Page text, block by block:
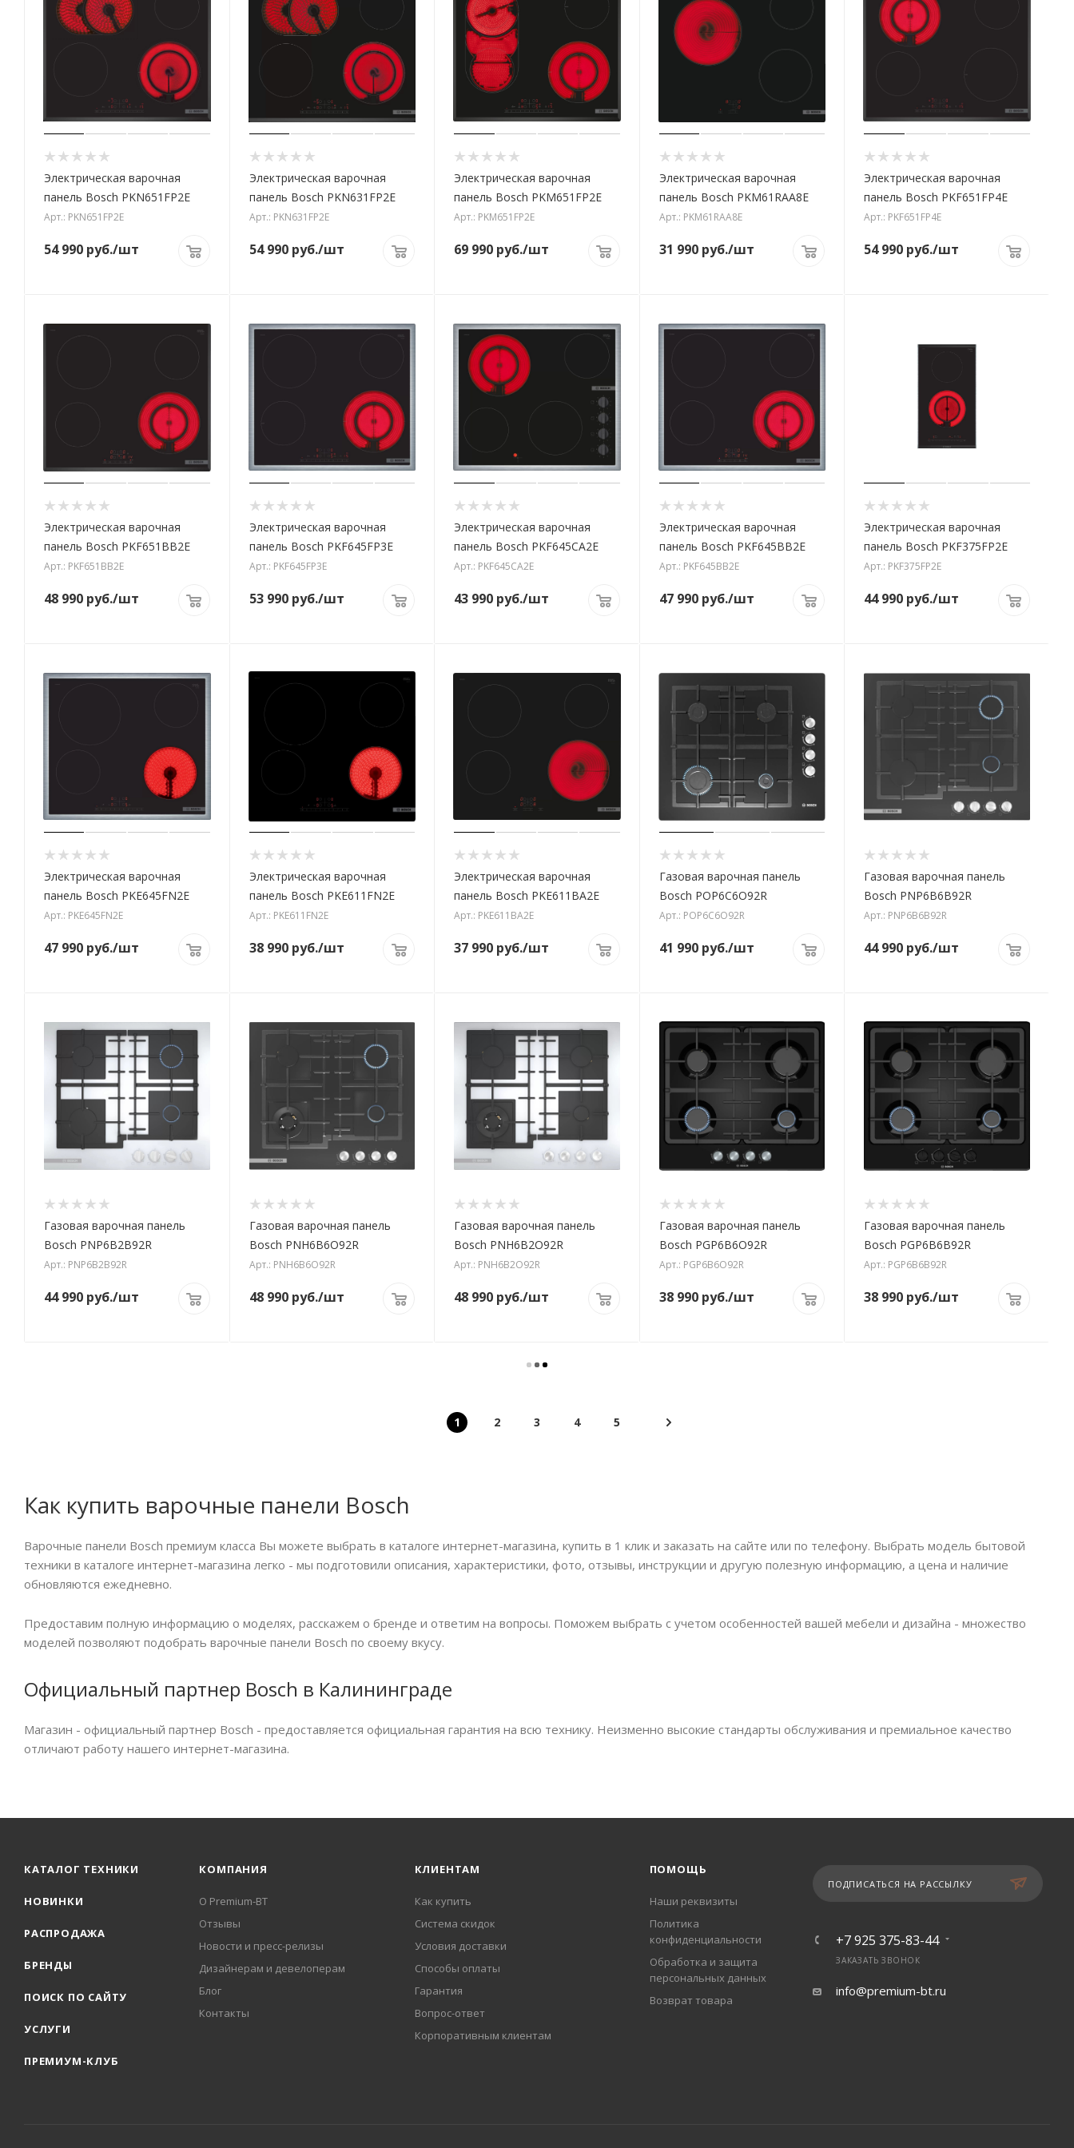
Электрическая варочная
панель Bosch PKN651FP2E
Арт.: PKN651FP2E
54 990 руб./шт
Электрическая варочная
панель Bosch PKN631FP2E
Арт.: PKN631FP2E
54 990руб./шт
Электрическая варочная
панель Bosch PKM651FP2E
Арт.: PKM651FP2E
69 990 руб./шт
Электрическая варочная
панель Bosch PKM61RAA8E
Арт.: PKM61RAA8E
31 990руб./шт
Электрическая варочная
панель Bosch PKF651FP4E
Арт.: PKF651FP4E
54 990 руб./шт
Электрическая варочная
панель Bosch PKF651BB2E
Арт.: PKF651BB2E
48 990 руб./шт
Электрическая варочная
панель Bosch PKF645FP3E
Арт.: PKF645FP3E
53 990руб./шт
Электрическая варочная
панель Bosch PKF645CA2E
Арт.: PKF645CA2E
43 990 руб./шт
Электрическая варочная
панель Bosch PKF645BB2E
Арт.: PKF645BB2E
47 990руб./шт
Электрическая варочная
панель Bosch PKF375FP2E
Арт.: PKF375FP2E
44 990 руб./шт
Электрическая варочная
панель Bosch PKE645FN2E
Арт.: PKE645FN2E
47 990 руб./шт
Электрическая варочная
панель Bosch PKE611FN2E
Арт.: PKE611FN2E
38 990руб./шт
Электрическая варочная
панель Bosch PKE611BA2E
Арт.: PKE611BA2E
37 990 руб./шт
Газовая варочная панель
Bosch POP6C6O92R
Арт.: POP6C6O92R
41 990руб./шт
Газовая варочная панель
Bosch PNP6B6B92R
Арт.: PNP6B6B92R
44 990 руб./шт
Газовая варочная панель
Bosch PNP6B2B92R
Арт.: PNP6B2B92R
44 990 руб./шт
Газовая варочная панель
Bosch PNH6B6O92R
Арт.: PNH6B6O92R
48 990руб./шт
Газовая варочная панель
Bosch PNH6B2O92R
Арт.: PNH6B2O92R
48 990 руб./шт
Газовая варочная панель
Bosch PGP6B6O92R
Арт.: PGP6B6O92R
38 990руб./шт
Газовая варочная панель
Bosch PGP6B6B92R
Арт.: PGP6B6B92R
38 990 руб./шт
1 2 3 4 5
Как купить варочные панели Bosch
Варочные панели Bosch премиум класса Вы можете выбрать в каталоге интернет-магазина, купить в 1 клик и заказать на сайте или по телефону. Выбрать модель бытовой
техники в каталоге интернет-магазина легко - мы подготовили описания, характеристики, фото, отзывы, инструкции и другую полезную информацию, а цена и наличие
обновляются ежедневно.
Предоставим полную информацию о моделях, расскажем о бренде и ответим на вопросы. Поможем выбрать с учетом особенностей вашей мебели и дизайна - множество
моделей позволяют подобрать варочные панели Bosch по своему вкусу.
Официальный партнер Bosch в Калининграде
Магазин - официальный партнер Bosch - предоставляется официальная гарантия на всю технику. Неизменно высокие стандарты обслуживания и премиальное качество
отличают работу нашего интернет-магазина.
КАТАЛОГ ТЕХНИКИ
НОВИНКИ
РАСПРОДАЖА
БРЕНДЫ
ПОИСК ПО САЙТУ
УСЛУГИ
ПРЕМИУМ-КЛУБ
КОМПАНИЯ
О Premium-BT
Отзывы
Новости и пресс-релизы
Дизайнерам и девелоперам
Блог
Контакты
КЛИЕНТАМ
Как купить
Система скидок
Условия доставки
Способы оплаты
Гарантия
Вопрос-ответ
Корпоративным клиентам
ПОМОЩЬ
Наши реквизиты
Политика
конфиденциальности
Обработка и защита
персональных данных
Возврат товара
ПОДПИСАТЬСЯ НА РАССЫЛКУ
+7 925 375-83-44
ЗАКАЗАТЬ ЗВОНОК
info@premium-bt.ru